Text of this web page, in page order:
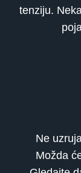
tenziju.
Ne
Možda